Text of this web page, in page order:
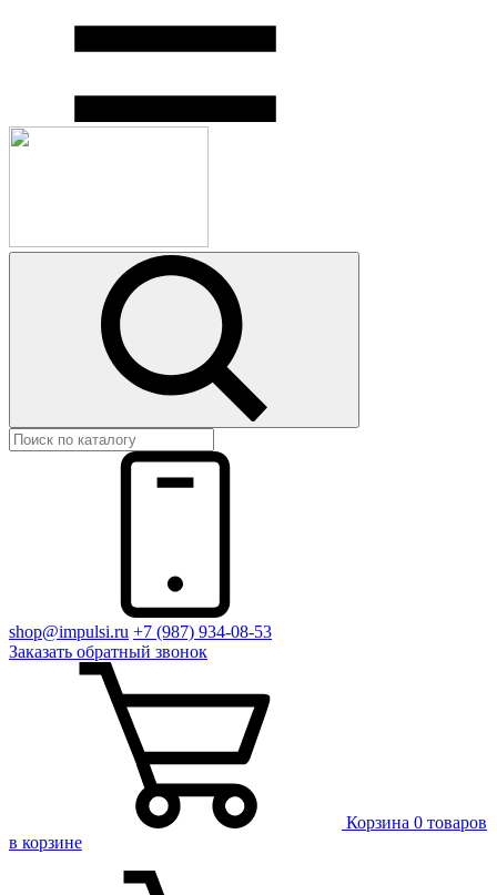
shop@impulsi.ru +7 (987) 934-08-53
Заказать обратный звонок
Корзина 0 товаров
в корзине